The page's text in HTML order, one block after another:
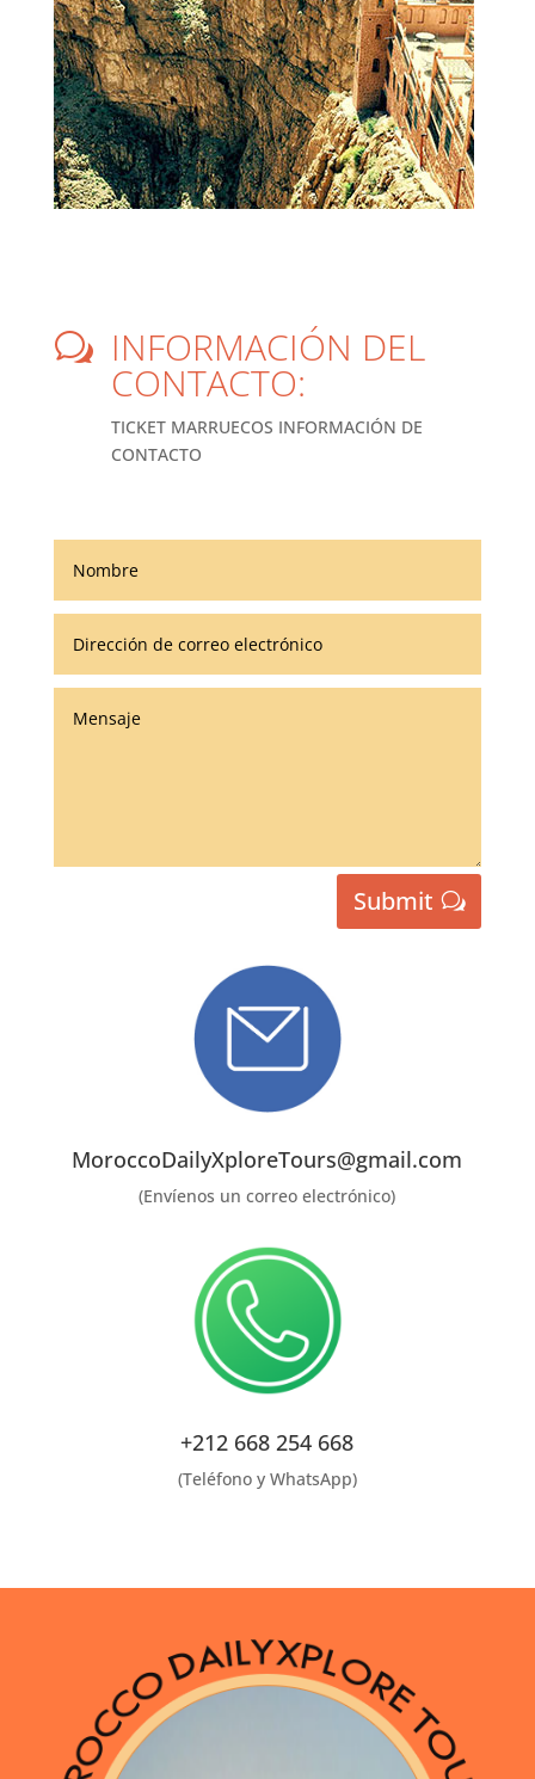
w INFORMACIÓN DEL
CONTACTO:
TICKET MARRUECOS INFORMACIÓN DE
CONTACTO
Submit
MoroccoDailyXploreTours@gmail.com
(Envíenos un correo electrónico)
+212 668 254 668
(Teléfono y WhatsApp)